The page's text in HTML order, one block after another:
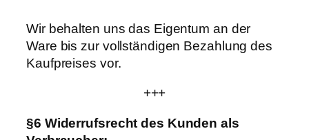
Wir behalten uns das Eigentum an der
Ware bis zur vollständigen Bezahlung des
Kaufpreises vor.
+++
§6 Widerrufsrecht des Kunden als